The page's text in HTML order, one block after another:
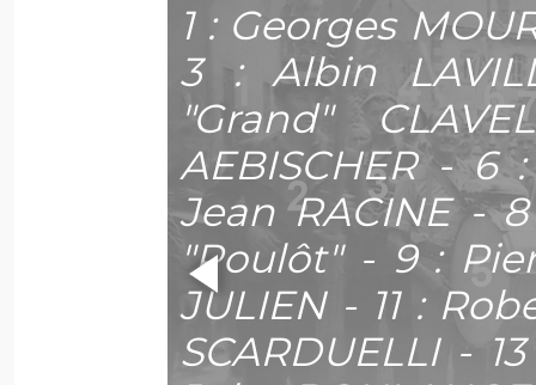
1 : Georges
3 : Albin
"Grand"
AEBISCHER - 6
Jean RACINE -
"Poulôt" - 9 :
JULIEN - 11 :
SCARDUELLI -